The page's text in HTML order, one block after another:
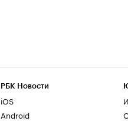
РБК Новости
iOS
Android